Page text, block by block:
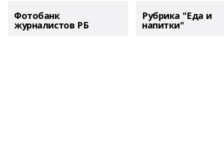
Фотобанк
журналистов РБ
Рубрика "Еда и
напитки"